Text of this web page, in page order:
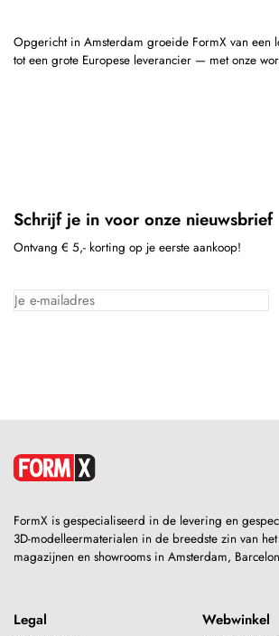
Opgericht in Amsterdam groeide FormX van een
tot een grote Europese leverancier — met onze
Schrijf je in voor onze nieuwsbrief
Ontvang € 5,- korting op je eerste aankoop!
FormX is gespecialiseerd in de levering en
3D-modelleermaterialen in de breedste zin van
magazijnen en showrooms in Amsterdam,
Legal Webwinkel